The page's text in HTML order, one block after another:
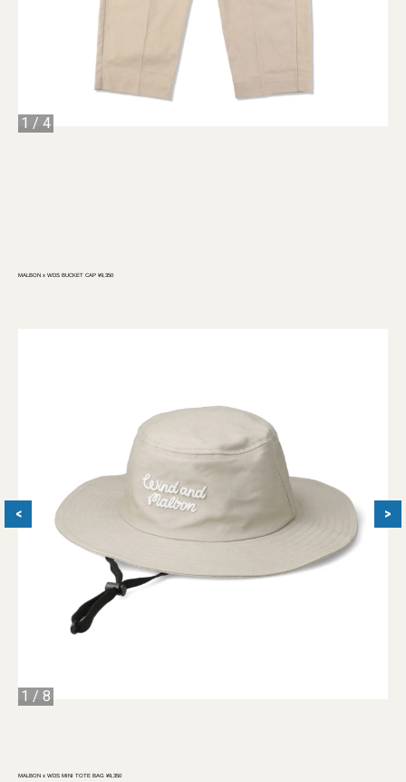
1 / 4
MALBON x WDS BUCKET CAP ¥9,350
1 / 8
< >
MALBON x WDS MINI TOTE BAG ¥9,350